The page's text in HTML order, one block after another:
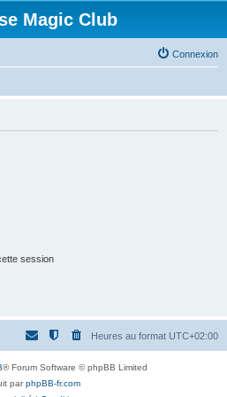
Magic Club
Connexion
session
Heures au format UTC+02:00
® Forum Software © phpBB Limited
parphpBB-fr.com